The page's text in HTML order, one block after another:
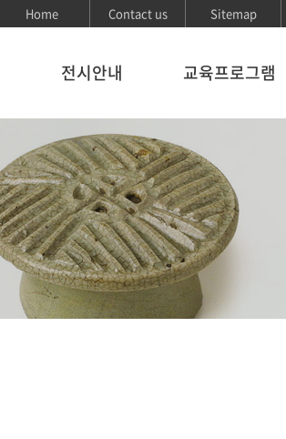
Home Contact us Sitemap
전시안내 교육프로그램